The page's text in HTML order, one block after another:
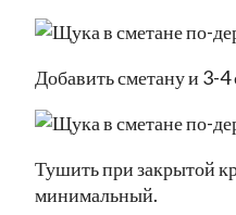
Добавить сметану и 3-4
Тушить при закрытой
минимальный.